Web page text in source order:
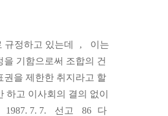
정하고 있는데 ,
이는
기함으로써 조합의 건
권을 제한한 취지라고 할
고 이사회의 결의 없이
1987. 7. 7. 선고 86
다